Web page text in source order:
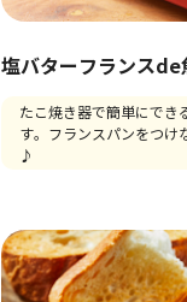
塩バターフランスde
たこ焼き器で簡単にでき
す。フランスパンをつけ
♪